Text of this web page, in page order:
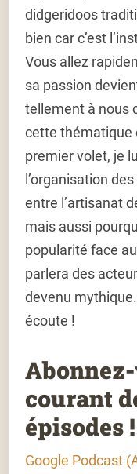
didgeridoos
bien car c’est
Vous allez
sa passion
tellement à nous
cette thématique
premier volet, je
l’organisation
entre l’artisanat
mais aussi
popularité face
parlera des
devenu
écoute !
courant
épisodes !
Google Podcast